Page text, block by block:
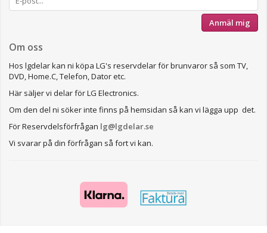
Anmäl mig
Om oss
Hos lgdelar kan ni köpa LG's reservdelar för brunvaror så som TV,
DVD, Home.C, Telefon, Dator etc.
Här säljer vi delar för LG Electronics.
Om den del ni söker inte finns på hemsidan så kan vi lägga upp det.
För Reservdelsförfrågan lg@lgdelar.se
Vi svarar på din förfrågan så fort vi kan.